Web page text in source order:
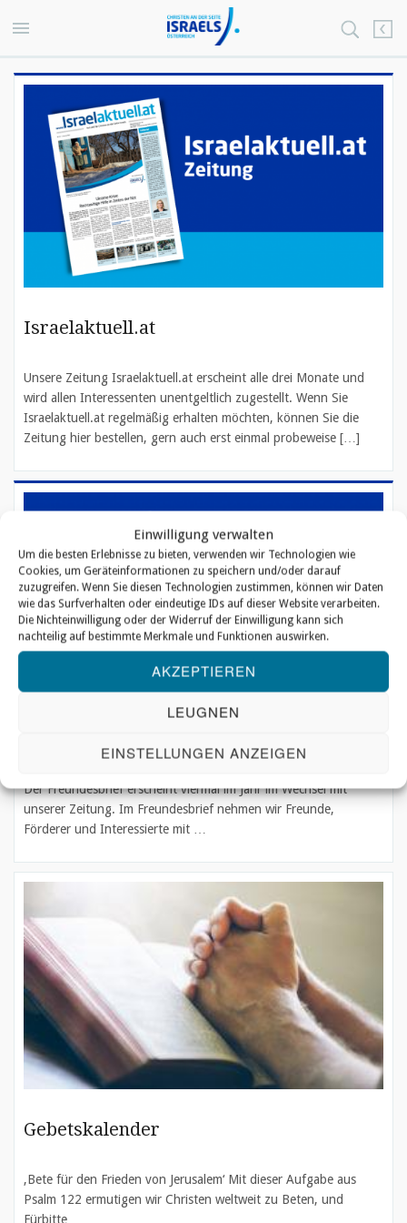
Einwilligung verwalten
Um die besten Erlebnisse zu bieten, verwenden wir Technologien wie
Cookies, um Geräteinformationen zu speichern und/oder darauf
zuzugreifen. Wenn Sie diesen Technologien zustimmen, können wir Daten
wie das Surfverhalten oder eindeutige IDs auf dieser Website verarbeiten.
Die Nichteinwilligung oder der Widerruf der Einwilligung kann sich
nachteilig auf bestimmte Merkmale und Funktionen auswirken.
AKZEPTIEREN
LEUGNEN
EINSTELLUNGEN ANZEIGEN
Israelaktuell.at
Unsere Zeitung Israelaktuell.at erscheint alle drei Monate und
wird allen Interessenten unentgeltlich zugestellt. Wenn Sie
Israelaktuell.at regelmäßig erhalten möchten, können Sie die
Zeitung hier bestellen, gern auch erst einmal probeweise […]
Der Freundesbrief erscheint viermal im Jahr im Wechsel mit
unserer Zeitung. Im Freundesbrief nehmen wir Freunde,
Förderer und Interessierte mit …
Gebetskalender
‚Bete für den Frieden von Jerusalem‘ Mit dieser Aufgabe aus
Psalm 122 ermutigen wir Christen weltweit zu Beten, und
Fürbitte …